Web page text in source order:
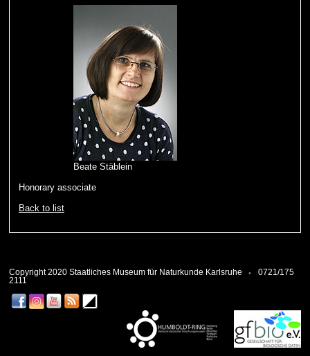
Beate Stäblein
Honorary associate
Back to list
Copyright 2020 Staatliches Museum für Naturkunde Karlsruhe
0721/175
2111